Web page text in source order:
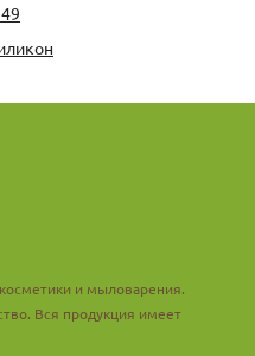
и мыловарения.
Вся продукция имеет